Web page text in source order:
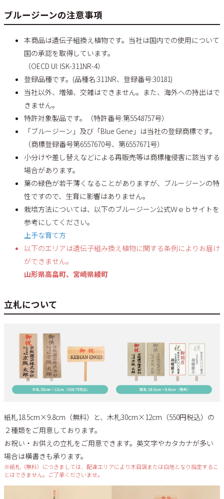
ブルージーンの注意事項
本商品は遺伝子組換え植物です。当社は国内での使用について
国の承認を取得しています。
（OECD UI: ISK-311NR-4）
登録品種です。(品種名:311NR、登録番号:30181)
当社以外、増殖、交雑はできません。また、海外への持出はで
きません。
特許対象製品です。（特許番号:第5548757号）
「ブルージーン」及び「Blue Gene」は当社の登録商標です。
（商標登録番号第6557670号、第6557671号）
小分けや差し替えなどによる再販売等は商標権侵害に該当する
場合があります。
葉の緑色が若干薄くなることがありますが、ブルージーンの特
性ですので、生育に影響はありません。
栽培方法については、以下のブルージーン公式Ｗｅｂサイトを
参考にしてください。
上手な育て方
以下のエリアは遺伝子組み換え植物に関する条例によりお届け
ができません。
山形県高畠町、宮崎県綾町
立札について
紙札18.5cm×9.8cm（無料）と、木札30cm×12cm（550円税込）の
２種類をご用意しております。
お祝い・お供えの立札をご用意できます。英文字やカタカナが多い
場合は横書きも承ります。
※紙札（無料）につきましては、配達エリアにより木目調または白地となり指定するこ
とはできません。ご了承くださいませ。